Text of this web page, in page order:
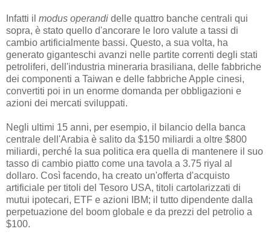
Infatti il modus operandi delle quattro banche centrali qui
sopra, è stato quello d'ancorare le loro valute a tassi di
cambio artificialmente bassi. Questo, a sua volta, ha
generato giganteschi avanzi nelle partite correnti degli stati
petroliferi, dell'industria mineraria brasiliana, delle fabbriche
dei componenti a Taiwan e delle fabbriche Apple cinesi,
convertiti poi in un enorme domanda per obbligazioni e
azioni dei mercati sviluppati.
Negli ultimi 15 anni, per esempio, il bilancio della banca
centrale dell'Arabia è salito da $150 miliardi a oltre $800
miliardi, perché la sua politica era quella di mantenere il suo
tasso di cambio piatto come una tavola a 3.75 riyal al
dollaro. Così facendo, ha creato un'offerta d'acquisto
artificiale per titoli del Tesoro USA, titoli cartolarizzati di
mutui ipotecari, ETF e azioni IBM; il tutto dipendente dalla
perpetuazione del boom globale e da prezzi del petrolio a
$100.